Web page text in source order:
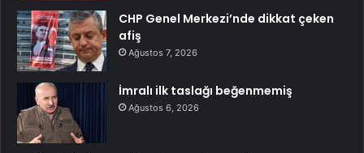
CHP Genel Merkezi’nde dikkat çeken
afiş
Ağustos 7, 2026
İmralı ilk taslağı beğenmemiş
Ağustos 6, 2026